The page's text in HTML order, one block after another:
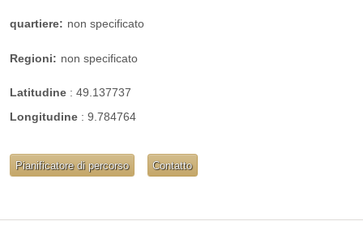
quartiere: non specificato
Regioni: non specificato
Latitudine : 49.137737
Longitudine : 9.784764
Pianificatore di percorso Contatto